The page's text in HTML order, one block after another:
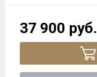
37 900 руб.